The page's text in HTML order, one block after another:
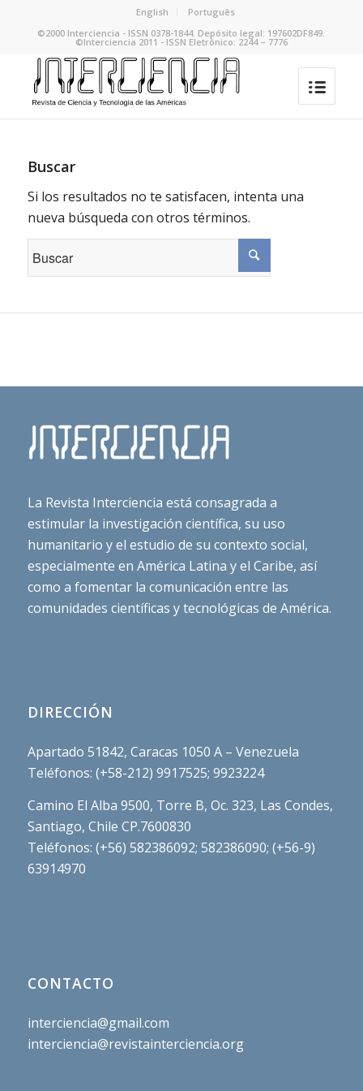
English
Português
©2000 Interciencia - ISSN 0378-1844. Depósito legal: 197602DF849.
©Interciencia 2011 - ISSN Eletrônico: 2244 – 7776
Buscar
Si los resultados no te satisfacen, intenta una
nueva búsqueda con otros términos.
La Revista Interciencia está consagrada a
estimular la investigación científica, su uso
humanitario y el estudio de su contexto social,
especialmente en América Latina y el Caribe, así
como a fomentar la comunicación entre las
comunidades científicas y tecnológicas de América.
DIRECCIÓN
Apartado 51842, Caracas 1050 A – Venezuela
Teléfonos: (+58-212) 9917525; 9923224
Camino El Alba 9500, Torre B, Oc. 323, Las Condes,
Santiago, Chile CP.7600830
Teléfonos: (+56) 582386092; 582386090; (+56-9)
63914970
CONTACTO
interciencia@gmail.com
interciencia@revistainterciencia.org